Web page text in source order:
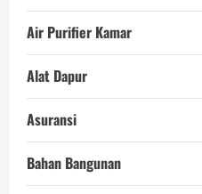
Air Purifier Kamar
Alat Dapur
Asuransi
Bahan Bangunan